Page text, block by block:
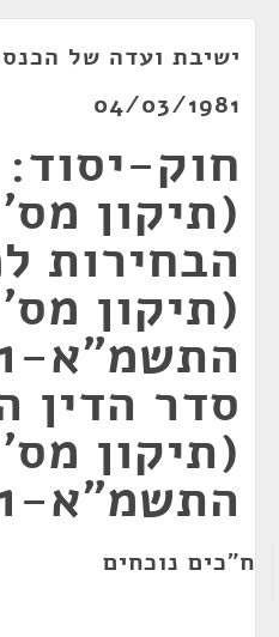
04/03/1981
חוק-
הבחירות
סדר הדין
התשמ"א-1981
ח"כים נוכחים